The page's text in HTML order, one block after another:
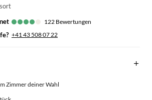
122 Bewertungen
+41 43 508 07 22
Zimmer deiner Wahl